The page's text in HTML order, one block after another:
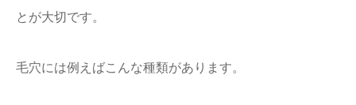
とが大切です。
毛穴には例えばこんな種類があります。